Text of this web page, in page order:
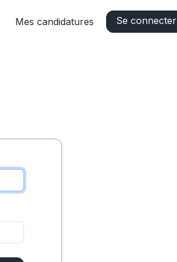
Mes candidatures Se connecter